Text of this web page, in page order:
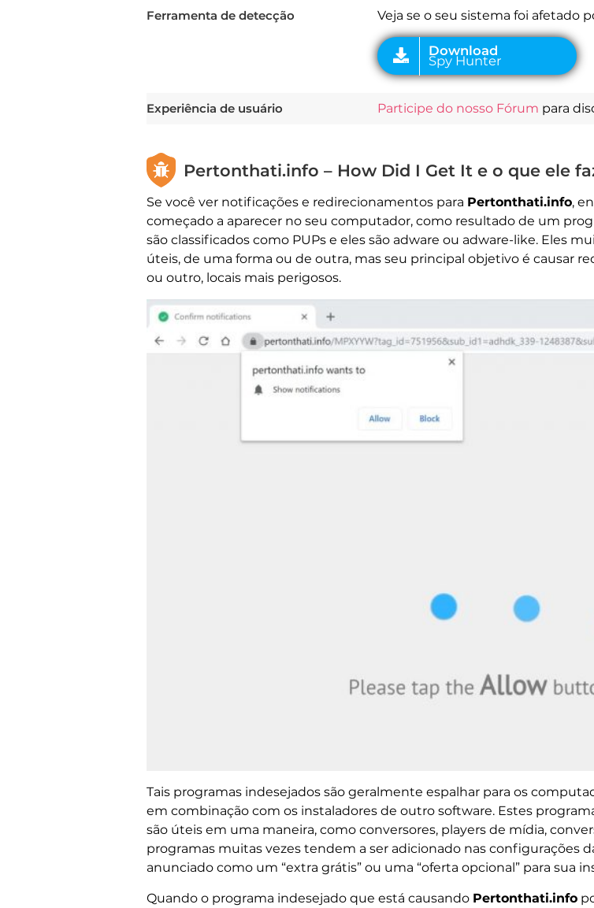
Ferramenta de detecção Veja se o seu sistema foi afetado
Experiência de usuário Participe do nosso Fórum para
Pertonthati.info – How Did I Get It e o que ele
Se você ver notificações e redirecionamentos para Pertonthati.info,
começado a aparecer no seu computador, como resultado de um
são classificados como PUPs e eles são adware ou adware-like. Eles
úteis, de uma forma ou de outra, mas seu principal objetivo é causar
ou outro, locais mais perigosos.
Tais programas indesejados são geralmente espalhar para os
em combinação com os instaladores de outro software. Estes
são úteis em uma maneira, como conversores, players de mídia,
programas muitas vezes tendem a ser adicionado nas configurações
anunciado como um “extra grátis” ou uma “oferta opcional” para sua
Quando o programa indesejado que está causando Pertonthati.info